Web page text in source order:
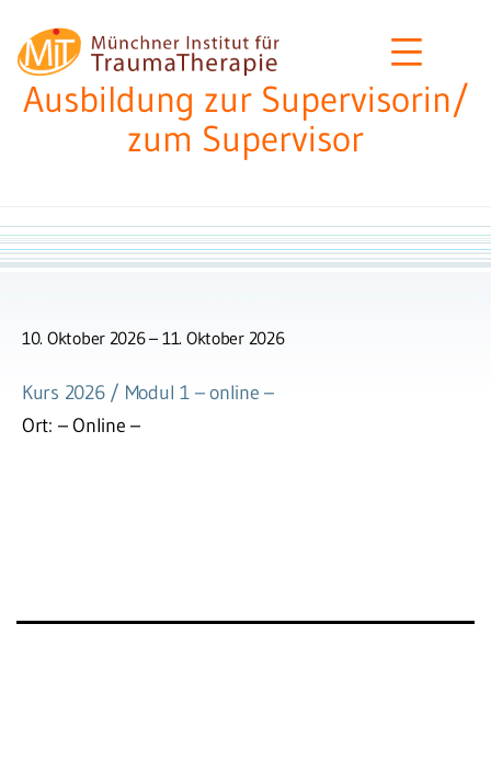
Inhalt
springen
MIT
–
Münchner
Ausbildung zur Supervisorin/
zum Supervisor
10. Oktober 2026 11. Oktober 2026
Kurs 2026 / Modul 1 – online –
Ort: – Online –